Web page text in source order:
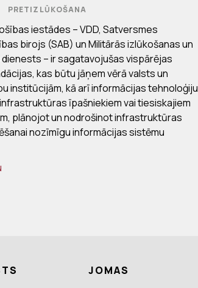
PRETIZLŪKOŠANA
iestādes – VDD, Satversmes
birojs (SAB) un Militārās izlūkošanas un
– ir sagatavojušas vispārējas
kas būtu jāņem vērā valsts un
institūcijām, kā arī informācijas tehnoloģiju
īpašniekiem vai tiesiskajiem
plānojot un nodrošinot infrastruktūras
nozīmīgu informācijas sistēmu
JOMAS